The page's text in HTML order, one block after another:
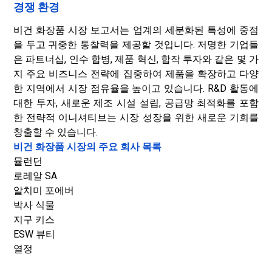
경쟁 환경
비건 화장품 시장 보고서는 업계의 세분화된 특성에 중점
을 두고 귀중한 통찰력을 제공할 것입니다. 저명한 기업들
은 파트너십, 인수 합병, 제품 혁신, 합작 투자와 같은 몇 가
지 주요 비즈니스 전략에 집중하여 제품을 확장하고 다양
한 지역에서 시장 점유율을 높이고 있습니다. R&D 활동에
대한 투자, 새로운 제조 시설 설립, 공급망 최적화를 포함
한 전략적 이니셔티브는 시장 성장을 위한 새로운 기회를
창출할 수 있습니다.
비건 화장품 시장의 주요 회사 목록
뮬런던
로레알 SA
알치미 포에버
박사 식물
지구 키스
ESW 뷰티
열정